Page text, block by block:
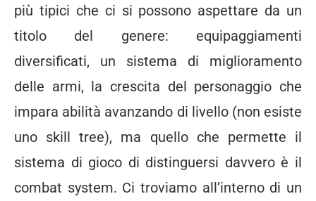
più tipici che ci si possono aspettare da un
titolo del genere: equipaggiamenti
diversificati, un sistema di miglioramento
delle armi, la crescita del personaggio che
impara abilità avanzando di livello (non esiste
uno skill tree), ma quello che permette il
sistema di gioco di distinguersi davvero è il
combat system. Ci troviamo all’interno di un